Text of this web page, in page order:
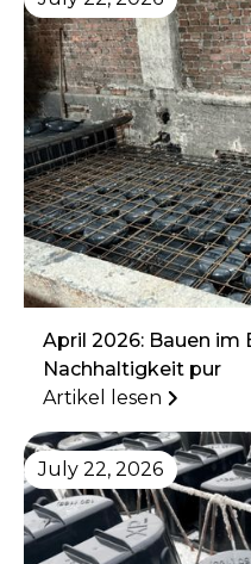
April 2026: Bauen
Nachhaltigkeit pur
Artikel lesen
July 22, 2026